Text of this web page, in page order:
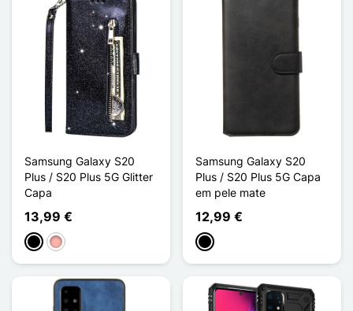
Samsung Galaxy S20
Plus / S20 Plus 5G Glitter
Capa
13,99 €
PretoOuro rosa
Samsung Galaxy S20
Plus / S20 Plus 5G Capa
em pele mate
12,99 €
Preto